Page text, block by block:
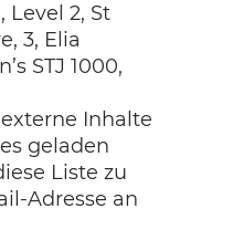
2, St
3, Elia
STJ 1000,
Inhalte
geladen
Liste zu
Adresse an